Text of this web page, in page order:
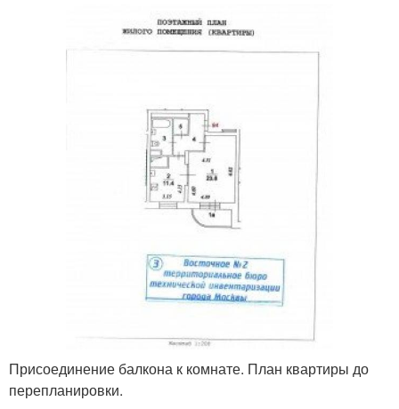
Присоединение балкона к комнате. План квартиры до
перепланировки.